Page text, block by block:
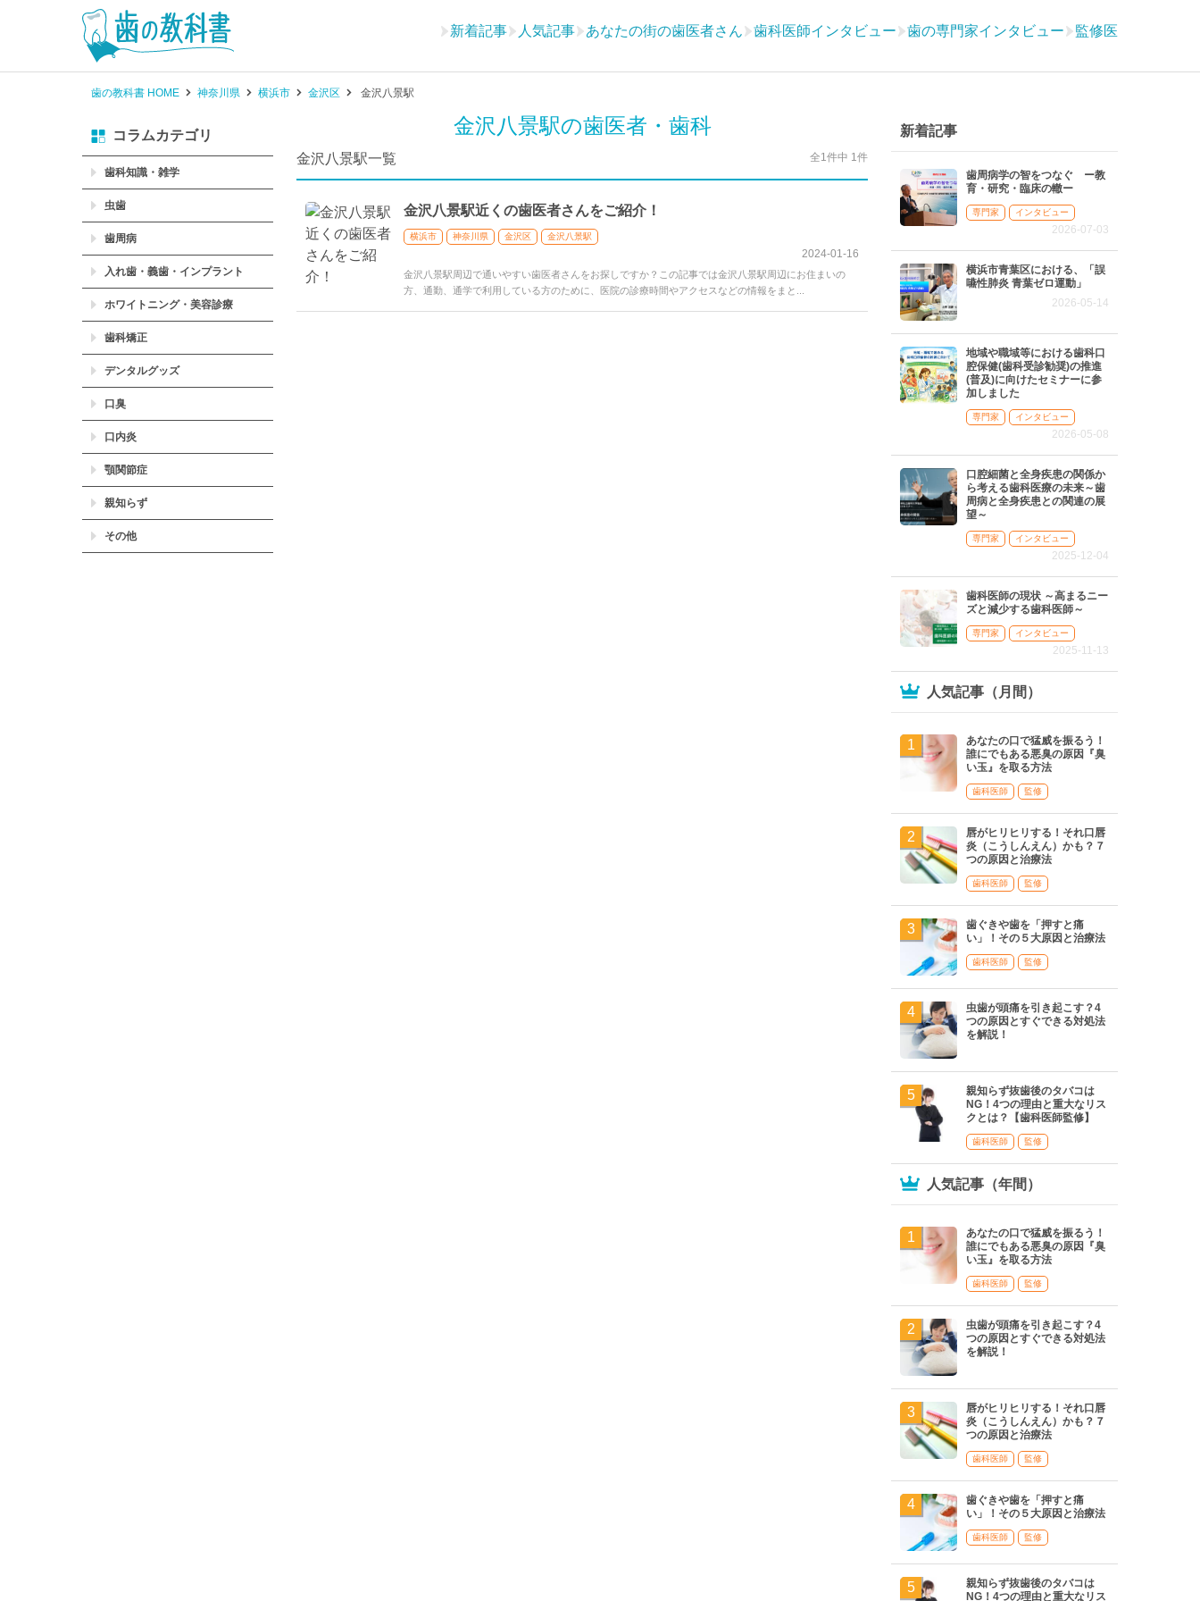
新着記事 人気記事 あなたの街の歯医者さん 歯科医師インタビュー 歯の専門家インタビュー 監修医
歯の教科書 HOME 神奈川県 横浜市 金沢区 金沢八景駅
金沢八景駅の歯医者・歯科
金沢八景駅一覧 全1件中 1件
金沢八景駅近くの歯医者さんをご紹介！
横浜市 神奈川県 金沢区 金沢八景駅
2024-01-16
金沢八景駅周辺で通いやすい歯医者さんをお探しですか？この記事では金沢八景駅周辺にお住まいの
方、通勤、通学で利用している方のために、医院の診療時間やアクセスなどの情報をまと...
コラムカテゴリ
歯科知識・雑学
虫歯
歯周病
入れ歯・義歯・インプラント
ホワイトニング・美容診療
歯科矯正
デンタルグッズ
口臭
口内炎
顎関節症
親知らず
その他
新着記事
歯周病学の智をつなぐ ー教
育・研究・臨床の轍ー
専門家 インタビュー
2026-07-03
横浜市青葉区における、「誤
嚥性肺炎 青葉ゼロ運動」
2026-05-14
地域や職域等における歯科口
腔保健(歯科受診勧奨)の推進
(普及)に向けたセミナーに参
加しました
専門家 インタビュー
2026-05-08
口腔細菌と全身疾患の関係か
ら考える歯科医療の未来～歯
周病と全身疾患との関連の展
望～
専門家 インタビュー
2025-12-04
歯科医師の現状 ～高まるニー
ズと減少する歯科医師～
専門家 インタビュー
2025-11-13
人気記事（月間）
あなたの口で猛威を振るう！
誰にでもある悪臭の原因『臭
い玉』を取る方法
歯科医師 監修
唇がヒリヒリする！それ口唇
炎（こうしんえん）かも？７
つの原因と治療法
歯科医師 監修
歯ぐきや歯を「押すと痛
い」！その５大原因と治療法
歯科医師 監修
虫歯が頭痛を引き起こす？4
つの原因とすぐできる対処法
を解説！
親知らず抜歯後のタバコは
NG！4つの理由と重大なリス
クとは？【歯科医師監修】
歯科医師 監修
人気記事（年間）
あなたの口で猛威を振るう！
誰にでもある悪臭の原因『臭
い玉』を取る方法
歯科医師 監修
虫歯が頭痛を引き起こす？4
つの原因とすぐできる対処法
を解説！
唇がヒリヒリする！それ口唇
炎（こうしんえん）かも？７
つの原因と治療法
歯科医師 監修
歯ぐきや歯を「押すと痛
い」！その５大原因と治療法
歯科医師 監修
親知らず抜歯後のタバコは
NG！4つの理由と重大なリス